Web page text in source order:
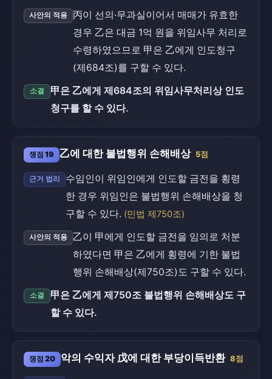
사안의 적용
丙이 선의·무과실이어서 매매가 유효한
경우 乙은 대금 1억 원을 위임사무 처리로
수령하였으므로 甲은 乙에게 인도청구
(제684조)를 구할 수 있다.
소결
甲은 乙에게 제684조의 위임사무처리상 인도
청구를 할 수 있다.
쟁점 19 乙에 대한 불법행위 손해배상 5점
근거 법리
수임인이 위임인에게 인도할 금전을 횡령
한 경우 위임인은 불법행위 손해배상을 청
구할 수 있다. (민법 제750조)
사안의 적용
乙이 甲에게 인도할 금전을 임의로 처분
하였다면 甲은 乙에게 횡령에 기한 불법
행위 손해배상(제750조)도 구할 수 있다.
소결
甲은 乙에게 제750조 불법행위 손해배상도 구
할 수 있다.
쟁점 20 악의 수익자 戊에 대한 부당이득반환 8점